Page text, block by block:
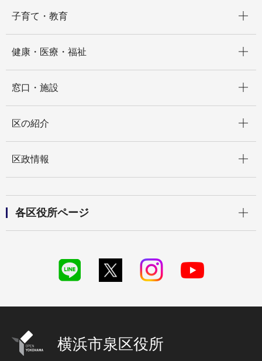
子育て・教育
健康・医療・福祉
窓口・施設
区の紹介
区政情報
各区役所ページ
横浜市泉区役所